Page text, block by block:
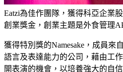
Eatzi為佳作團隊，獲得科亞企業
創業獎金，創業主題是外食管理
獲得特別獎的Namesake，成員來
語言及表達能力的公司，藉由工
開表演的機會，以培養強大的自信